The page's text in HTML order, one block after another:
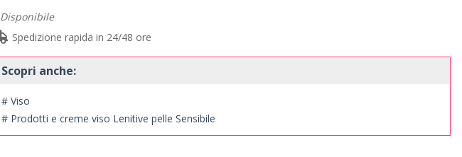
Disponibile
Spedizione rapida in 24/48 ore
Scopri anche:
# Viso
# Prodotti e creme viso Lenitive pelle Sensibile